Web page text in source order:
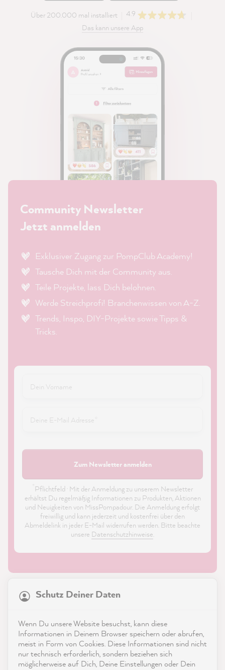
Über 200.000 mal installiert
4.9
Das kann unsere App
Community Newsletter
Jetzt anmelden
Exklusiver Zugang zur PompClub Academy!
Tausche Dich mit der Community aus.
Teile Projekte, lass Dich belohnen.
Werde Streichprofi! Branchenwissen von A-Z.
Trends, Inspo, DIY-Projekte sowie Tipps &
Tricks.
Zum Newsletter anmelden
Pflichtfeld · Mit der Anmeldung zu unserem Newsletter
erhältst Du regelmäßig Informationen zu Produkten, Aktionen
und Neuigkeiten von MissPompadour. Die Anmeldung erfolgt
freiwillig und kann jederzeit und kostenfrei über den
Abmeldelink in jeder E-Mail widerrufen werden. Bitte beachte
unsere Datenschutzhinweise.
Service
Kontakt
Schutz Deiner Daten
Wenn Du unsere Website besuchst, kann diese
Informationen in Deinem Browser speichern oder abrufen,
meist in Form von Cookies. Diese Informationen sind nicht
nur technisch erforderlich, sondern beziehen sich
möglicherweise auf Dich, Deine Einstellungen oder Dein
21.874Bewertungen
reviews-io